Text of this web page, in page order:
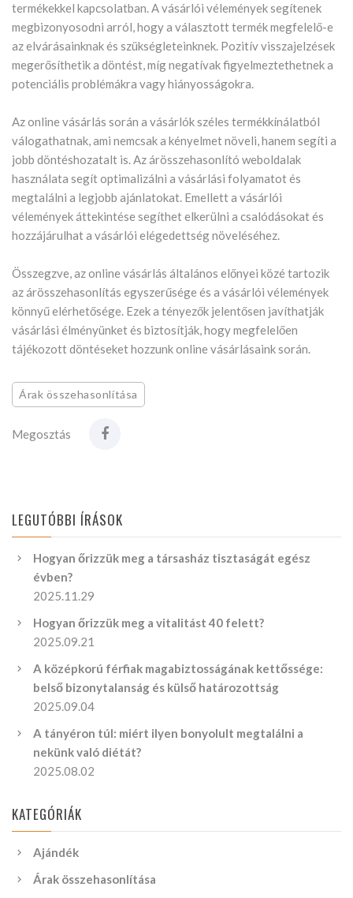
termékekkel kapcsolatban. A vásárlói vélemények segítenek
megbizonyosodni arról, hogy a választott termék megfelelő-e
az elvárásainknak és szükségleteinknek. Pozitív visszajelzések
megerősíthetik a döntést, míg negatívak figyelmeztethetnek a
potenciális problémákra vagy hiányosságokra.
Az online vásárlás során a vásárlók széles termékkínálatból
válogathatnak, ami nemcsak a kényelmet növeli, hanem segíti a
jobb döntéshozatalt is. Az árösszehasonlító weboldalak
használata segít optimalizálni a vásárlási folyamatot és
megtalálni a legjobb ajánlatokat. Emellett a vásárlói
vélemények áttekintése segíthet elkerülni a csalódásokat és
hozzájárulhat a vásárlói elégedettség növeléséhez.
Összegzve, az online vásárlás általános előnyei közé tartozik
az árösszehasonlítás egyszerűsége és a vásárlói vélemények
könnyű elérhetősége. Ezek a tényezők jelentősen javíthatják
vásárlási élményünket és biztosítják, hogy megfelelően
tájékozott döntéseket hozzunk online vásárlásaink során.
Árak összehasonlítása
Megosztás
LEGUTÓBBI ÍRÁSOK
Hogyan őrizzük meg a társasház tisztaságát egész
évben?
2025.11.29
Hogyan őrizzük meg a vitalitást 40 felett?
2025.09.21
A középkorú férfiak magabiztosságának kettőssége:
belső bizonytalanság és külső határozottság
2025.09.04
A tányéron túl: miért ilyen bonyolult megtalálni a
nekünk való diétát?
2025.08.02
KATEGÓRIÁK
Ajándék
Árak összehasonlítása